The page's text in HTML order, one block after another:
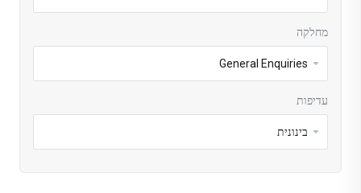
מחלקה
עדיפות